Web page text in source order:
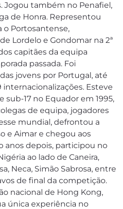
Jogou também no Penafiel,
de Honra. Representou
o Portosantense,
Lordelo e Gondomar na 2ª
capitães da equipa
passada. Foi
jovens por Portugal, até
internacionalizações. Esteve
17 no Equador em 1995,
de equipa, jogadores
mundial, defrontou a
e Aimar e chegou aos
anos depois, participou no
ao lado de Caneira,
Neca, Simão Sabrosa, entre
de final da competição.
nacional de Hong Kong,
única experiência no